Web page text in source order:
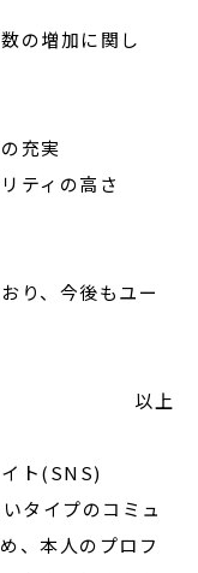
の増加に関し
充実
ティの高さ
り、今後もユー
以上
ト(SNS)
タイプのコミュ
、本人のプロフ